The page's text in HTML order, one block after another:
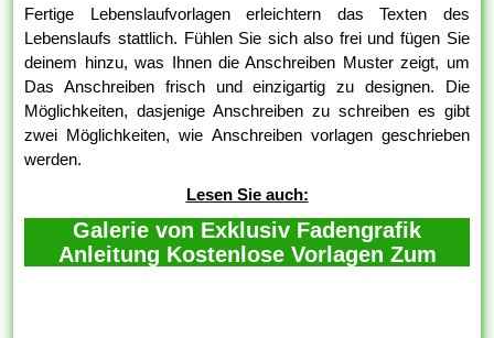
Fertige Lebenslaufvorlagen erleichtern das Texten des
Lebenslaufs stattlich. Fühlen Sie sich also frei und fügen Sie
deinem hinzu, was Ihnen die Anschreiben Muster zeigt, um
Das Anschreiben frisch und einzigartig zu designen. Die
Möglichkeiten, dasjenige Anschreiben zu schreiben es gibt
zwei Möglichkeiten, wie Anschreiben vorlagen geschrieben
werden.
Lesen Sie auch:
Galerie von Exklusiv Fadengrafik
Anleitung Kostenlose Vorlagen Zum